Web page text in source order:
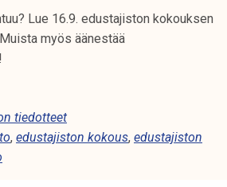
Lue 16.9. edustajiston kokouksen
myös äänestää
tiedotteet
, edustajiston kokous, edustajiston